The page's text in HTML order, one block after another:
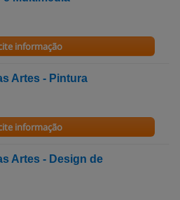
informação
Artes - Pintura
informação
Artes - Design de